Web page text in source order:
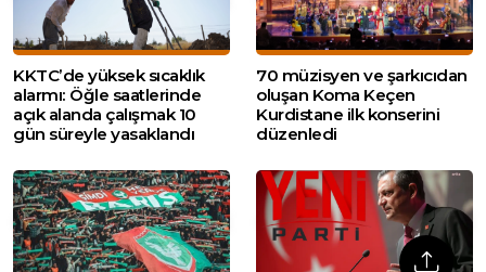
KKTC’de yüksek sıcaklık
alarmı: Öğle saatlerinde
açık alanda çalışmak 10
gün süreyle yasaklandı
70 müzisyen ve şarkıcıdan
oluşan Koma Keçen
Kurdistane ilk konserini
düzenledi